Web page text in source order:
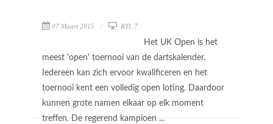
07 Maart 2015 RTL 7
Het UK Open is het
meest 'open' toernooi van de dartskalender.
Iedereen kan zich ervoor kwalificeren en het
toernooi kent een volledig open loting. Daardoor
kunnen grote namen elkaar op elk moment
treffen. De regerend kampioen ...